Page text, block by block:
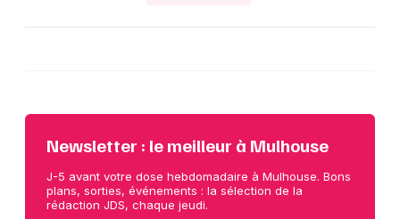
Newsletter : le meilleur à Mulhouse
J-5 avant votre dose hebdomadaire à Mulhouse. Bons
plans, sorties, événements : la sélection de la
rédaction JDS, chaque jeudi.